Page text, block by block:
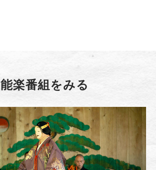
能楽番組をみる